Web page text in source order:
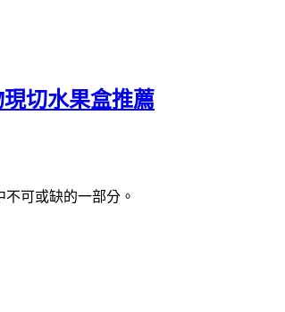
切水果盒推薦
可或缺的一部分。